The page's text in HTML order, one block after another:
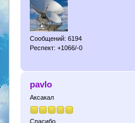
Сообщений: 6194
Респект: +1066/-0
pavlo
Аксакал
Спасибо